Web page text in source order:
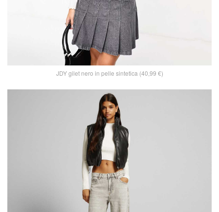
JDY gilet nero in pelle sintetica (40,99 €)